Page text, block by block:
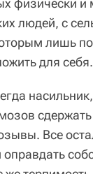
физически и
людей, с
лишь
для себя.
насильник,
Все